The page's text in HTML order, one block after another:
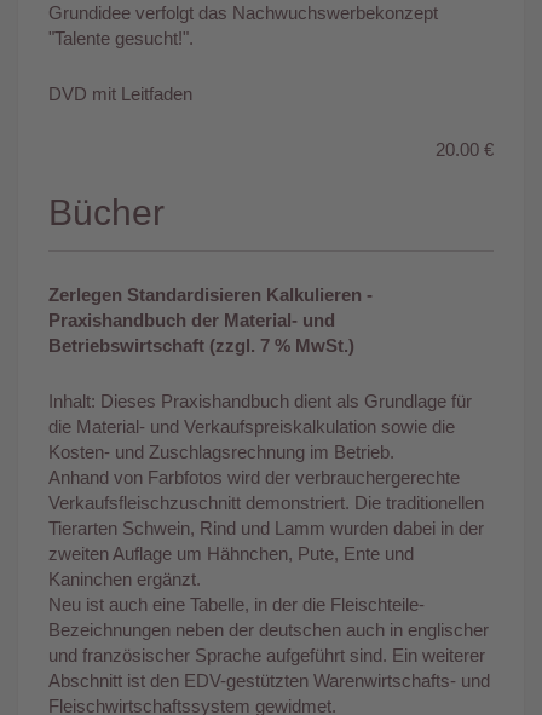
Grundidee verfolgt das Nachwuchswerbekonzept
"Talente gesucht!".
DVD mit Leitfaden
20.00 €
Bücher
Zerlegen Standardisieren Kalkulieren -
Praxishandbuch der Material- und
Betriebswirtschaft (zzgl. 7 % MwSt.)
Inhalt: Dieses Praxishandbuch dient als Grundlage für
die Material- und Verkaufspreiskalkulation sowie die
Kosten- und Zuschlagsrechnung im Betrieb.
Anhand von Farbfotos wird der verbrauchergerechte
Verkaufsfleischzuschnitt demonstriert. Die traditionellen
Tierarten Schwein, Rind und Lamm wurden dabei in der
zweiten Auflage um Hähnchen, Pute, Ente und
Kaninchen ergänzt.
Neu ist auch eine Tabelle, in der die Fleischteile-
Bezeichnungen neben der deutschen auch in englischer
und französischer Sprache aufgeführt sind. Ein weiterer
Abschnitt ist den EDV-gestützten Warenwirtschafts- und
Fleischwirtschaftssystem gewidmet.